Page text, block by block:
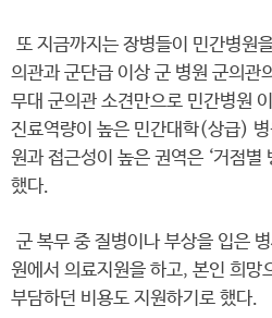
또 지금까지는 장병들이 민간병원
의관과 군단급 이상 군 병원 군의관
무대 군의관 소견만으로 민간병원
진료역량이 높은 민간대학(상급)
원과 접근성이 높은 권역은 ‘거점별
했다.
군 복무 중 질병이나 부상을 입은
원에서 의료지원을 하고, 본인 희망
부담하던 비용도 지원하기로 했다.